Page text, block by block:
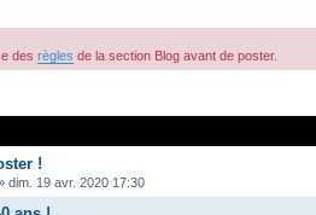
des règles de la section Blog avant de poster.
!
dim. 19 avr. 2020 17:30